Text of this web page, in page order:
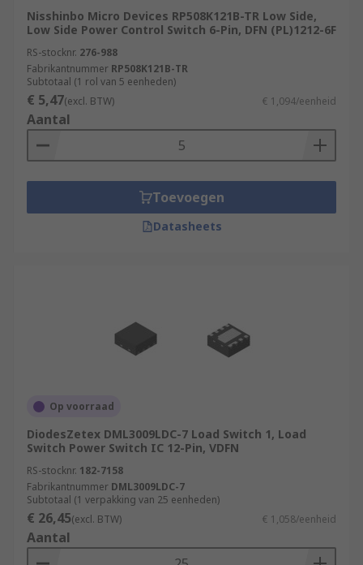
Nisshinbo Micro Devices RP508K121B-TR Low Side,
Low Side Power Control Switch 6-Pin, DFN (PL)1212-6F
RS-stocknr. 276-988
Fabrikantnummer RP508K121B-TR
Subtotaal (1 rol van 5 eenheden)
€ 5,47(excl. BTW) € 1,094/eenheid
Aantal
Toevoegen
Datasheets
Op voorraad
DiodesZetex DML3009LDC-7 Load Switch 1, Load
Switch Power Switch IC 12-Pin, VDFN
RS-stocknr. 182-7158
Fabrikantnummer DML3009LDC-7
Subtotaal (1 verpakking van 25 eenheden)
€ 26,45(excl. BTW) € 1,058/eenheid
Aantal